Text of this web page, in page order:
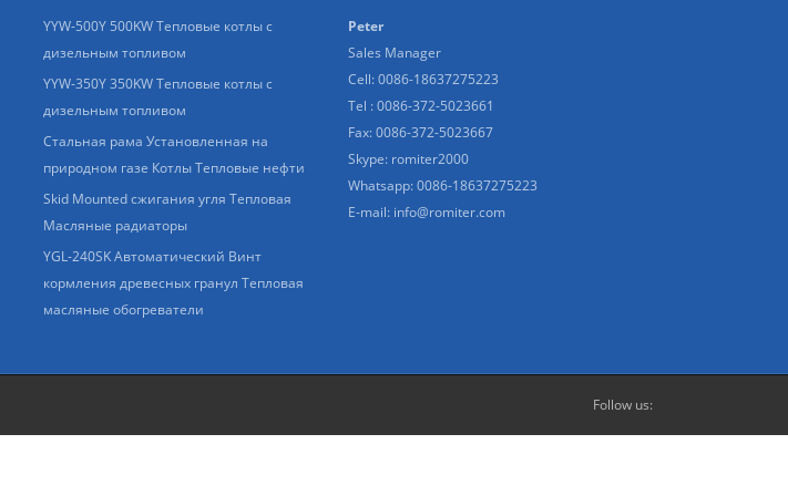
YYW-500Y 500KW Тепловые котлы с
дизельным топливом
YYW-350Y 350KW Тепловые котлы с
дизельным топливом
Стальная рама Установленная на
природном газе Котлы Тепловые нефти
Skid Mounted сжигания угля Тепловая
Масляные радиаторы
YGL-240SK Автоматический Винт
кормления древесных гранул Тепловая
масляные обогреватели
Peter
Sales Manager
Cell: 0086-18637275223
Tel : 0086-372-5023661
Fax: 0086-372-5023667
Skype: romiter2000
Whatsapp:0086-18637275223
E-mail: info@romiter.com
Follow us: